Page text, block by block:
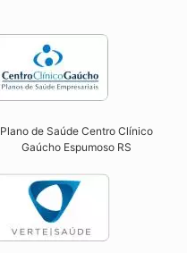
Plano de Saúde Centro Clínico
Gaúcho Espumoso RS​